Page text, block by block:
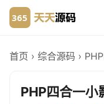
首页 › 综合源码 ›
PHP四合一小